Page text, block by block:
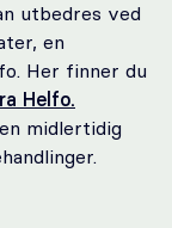
utbedres ved
en
Her finner du
Helfo.
midlertidig